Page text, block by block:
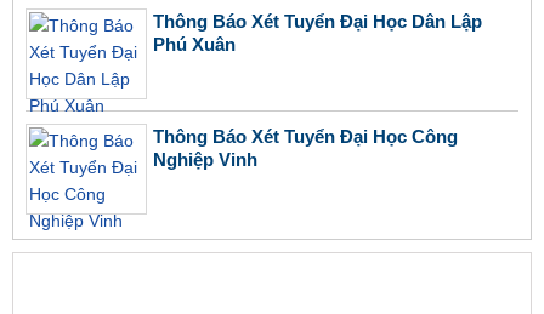
Thông Báo Xét Tuyển Đại Học Dân Lập
Phú Xuân
Thông Báo Xét Tuyển Đại Học Công
Nghiệp Vinh